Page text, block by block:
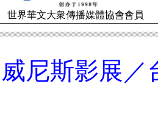
世界華文大衆傳播媒體協會會員
威尼斯影展／